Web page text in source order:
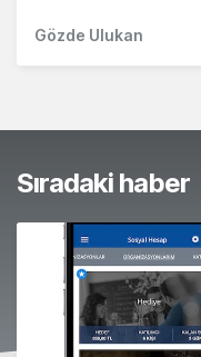
Gözde Ulukan
Sıradaki haber